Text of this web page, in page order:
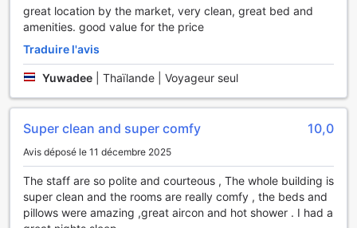
également dotées d'un balcon ou d'une terrasse, où vous
pourrez savourer votre café du matin tout en admirant la
Les installations modernes ne s'arrêtent pas là. Chaque
chambre est équipée d'une télévision par satellite/câble,
vous permettant de vous détendre avec vos émissions
préférées après une journée d'exploration. Pour votre
commodité, vous trouverez également de l'eau en bouteille
offerte, un réfrigérateur pour garder vos boissons fraîches,
ainsi que des articles de toilette de qualité. Les rideaux
occultants garantissent des nuits paisibles, tandis que le
linge de lit et les serviettes douces ajoutent une touche de
luxe à votre expérience. Au HOP INN Surin, chaque détail
est pensé pour vous offrir un séjour mémorable.
great location by the market, very clean, great bed and
amenities. good value for the price
Traduire l'avis
Yuwadee Thaïlande | Voyageur seul
Super clean and super comfy 10,0
Avis déposé le 11 décembre 2025
The staff are so polite and courteous , The whole building is
super clean and the rooms are really comfy , the beds and
pillows were amazing ,great aircon and hot shower . I had a